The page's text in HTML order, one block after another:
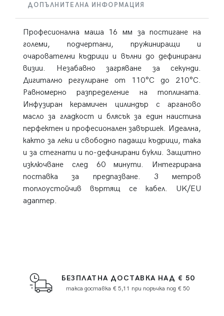
ДОПЪЛНИТЕЛНА ИНФОРМАЦИЯ
Професионална маша 16 мм за постигане на
големи, подчертани, пружиниращи и
очарователни къдрици и вълни до дефинирани
визии. Незабавно загряване за секунди.
Дигитално регулиране от 110°C до 210°C.
Равномерно разпределение на топлината.
Инфузиран керамичен цилиндър с арганово
масло за гладкост и блясък за един наистина
перфектен и професионален завършек. Идеална,
както за леки и свободно падащи къдрици, така
и за стегнати и по-дефинирани букли. Защитно
изключване след 60 минути. Интегрирана
поставка за предпазване. 3 метров
топлоустойчив въртящ се кабел. UK/EU
адаптер.
БЕЗПЛАТНА ДОСТАВКА НАД € 50
такса доставка € 5,11 при поръчка под € 50